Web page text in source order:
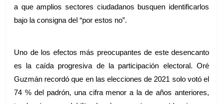
a que amplios sectores ciudadanos busquen identificarlos
bajo la consigna del “por estos no”.
Uno de los efectos más preocupantes de este desencanto
es la caída progresiva de la participación electoral. Oré
Guzmán recordó que en las elecciones de 2021 solo votó el
74 % del padrón, una cifra menor a la de años anteriores,